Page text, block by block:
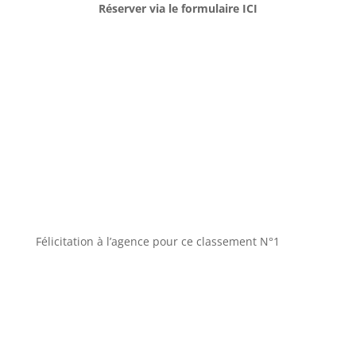
Réserver via le formulaire ICI
Félicitation à l’agence pour ce classement N°1